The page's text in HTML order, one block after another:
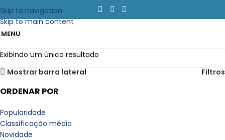
Skip to navigation
Skip to main content
MENU
Exibindo um único resultado
Mostrar barra lateral
Filtros
ORDENAR POR
Popularidade
Classificação média
Novidade